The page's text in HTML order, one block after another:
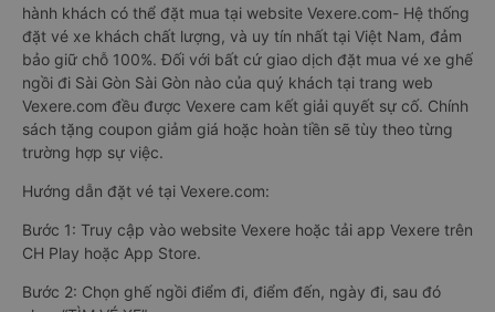
hành khách có thể đặt mua tại website Vexere.com- Hệ thống
đặt vé xe khách chất lượng, và uy tín nhất tại Việt Nam, đảm
bảo giữ chỗ 100%. Đối với bất cứ giao dịch đặt mua vé xe ghế
ngồi đi Sài Gòn Sài Gòn nào của quý khách tại trang web
Vexere.com đều được Vexere cam kết giải quyết sự cố. Chính
sách tặng coupon giảm giá hoặc hoàn tiền sẽ tùy theo từng
trường hợp sự việc.
Hướng dẫn đặt vé tại Vexere.com:
Bước 1: Truy cập vào website Vexere hoặc tải app Vexere trên
CH Play hoặc App Store.
Bước 2: Chọn ghế ngồi điểm đi, điểm đến, ngày đi, sau đó